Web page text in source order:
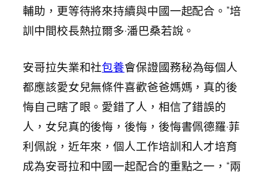
輔助，更等待將來持續與中國一起配合。”培
訓中間校長熱拉爾多·潘巴桑若說。
安哥拉失業和社包養會保證國務秘為每個人
都應該愛女兒無條件喜歡爸爸媽媽，真的後
悔自己瞎了眼。愛錯了人，相信了錯誤的
人，女兒真的後悔，後悔，後悔書佩德羅·菲
利佩說，近年來，個人工作培訓和人才培育
成為安哥拉和中國一起配合的重點之一，“兩